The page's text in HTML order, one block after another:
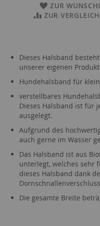
ZUR
ZUR
Dieses Halsband
unserer eigenen
Hundehalsband für
verstellbares
Dieses Halsband ist für
ausgelegt.
Aufgrund des
auch gerne im Wasser
Das Halsband ist aus
unterlegt, welches sehr
dieses Halsband dank
Die gesamte Breite